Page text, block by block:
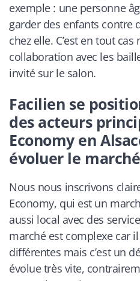
exemple : une personne
garder des enfants contre
chez elle. C’est en tout
collaboration avec les
invité sur le salon.
Facilien se
des acteurs
Economy en
évoluer le
Nous nous inscrivons
Economy, qui est un
aussi local avec des
marché est complexe car
différentes mais c’est un
évolue très vite,